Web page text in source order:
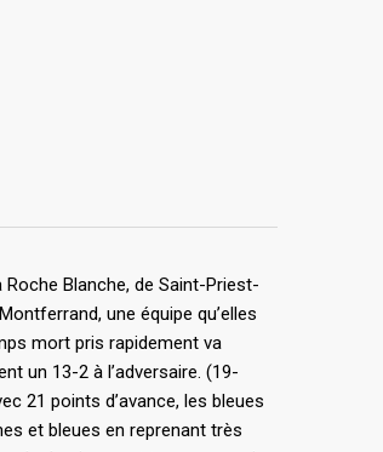
Blanche, de Saint-Priest-
une équipe qu’elles
mort pris rapidement va
un 13-2 à l’adversaire. (19-
21 points d’avance, les bleues
et bleues en reprenant très